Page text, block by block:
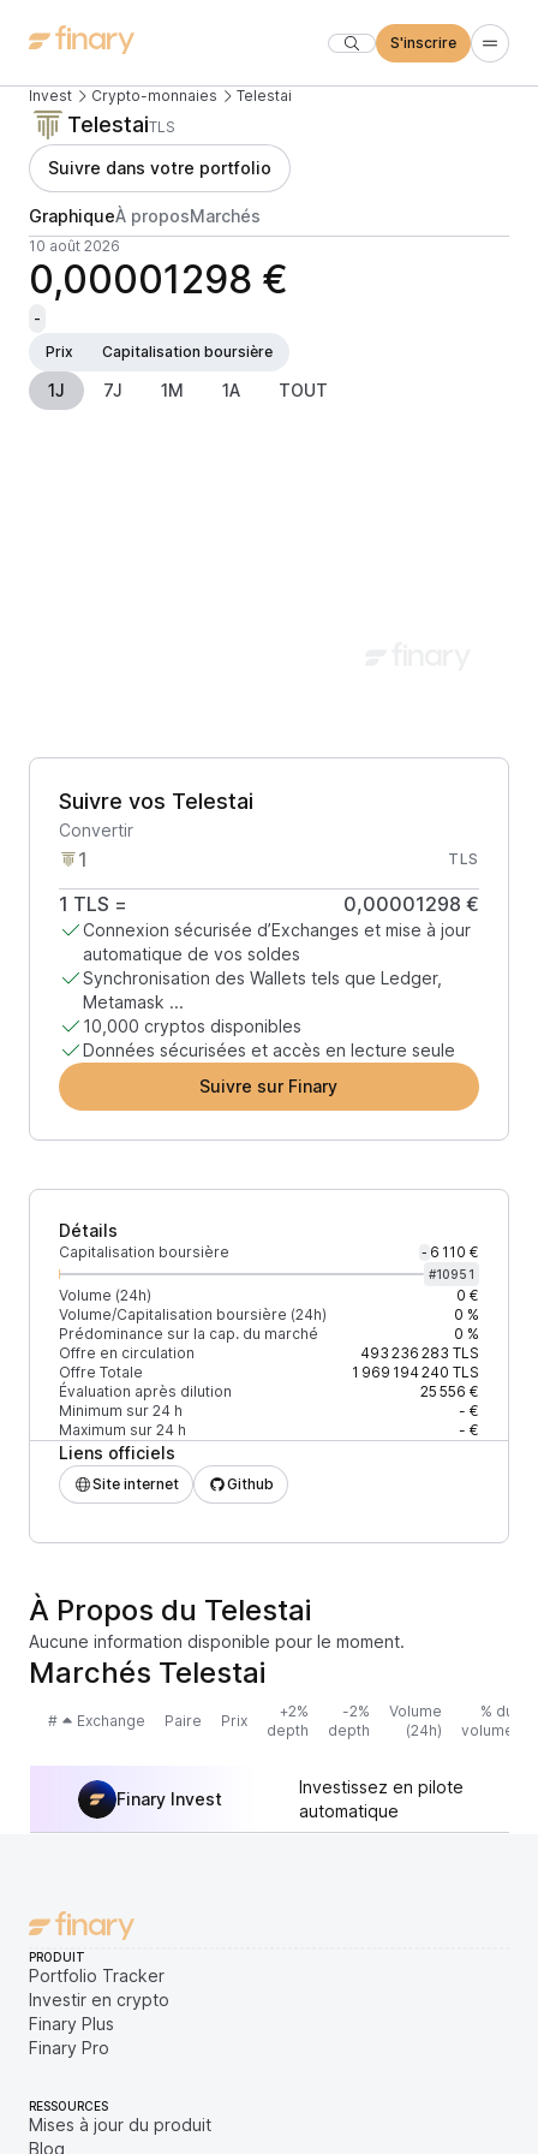
S'inscrire
Invest Crypto-monnaies Telestai
TelestaiTLS
Suivre dans votre portfolio
GraphiqueÀ proposMarchés
10 août 2026
0,00001298 €
-
Prix
Capitalisation boursière
1J 7J 1M 1A TOUT
Suivre vos Telestai
Convertir
TLS
1 TLS = 0,00001298 €
Connexion sécurisée d’Exchanges et mise à jour
automatique de vos soldes
Synchronisation des Wallets tels que Ledger,
Metamask ...
10,000 cryptos disponibles
Données sécurisées et accès en lecture seule
Suivre sur Finary
Détails
Capitalisation boursière - 6 110 €
#10951
Volume (24h)
0 €
Volume/Capitalisation boursière (24h)
0 %
Prédominance sur la cap. du marché
0 %
Offre en circulation
493 236 283 TLS
Offre Totale
1 969 194 240 TLS
Évaluation après dilution
25 556 €
Minimum sur 24 h
- €
Maximum sur 24 h
- €
Liens officiels
Site internet Github
À Propos du Telestai
Aucune information disponible pour le moment.
Marchés Telestai
# Exchange Paire Prix
+2%
depth
-2%
depth
Volume
(24h)
% du
volume
Finary Invest
Investissez en pilote
automatique
PRODUIT
Portfolio Tracker
Investir en crypto
Finary Plus
Finary Pro
RESSOURCES
Mises à jour du produit
Blog